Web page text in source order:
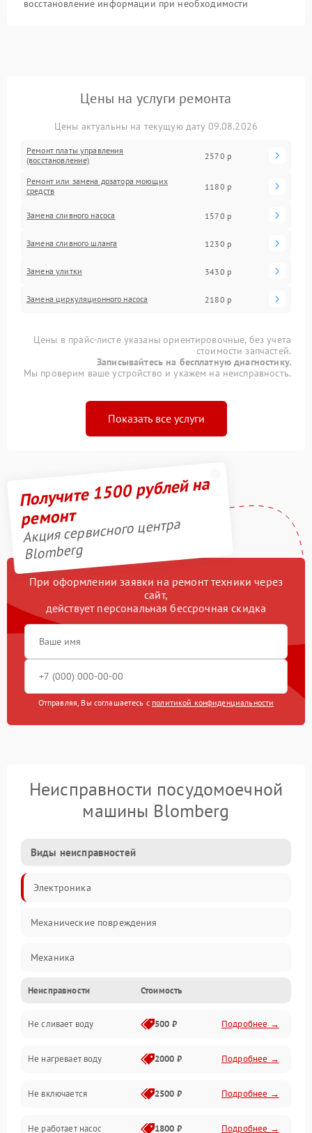
восстановление информации при необходимости
Цены на услуги ремонта
Цены актуальны на текущую дату 09.08.2026
Ремонт платы управления
(восстановление)
2570 р
Ремонт или замена дозатора моющих
средств
1180 р
Замена сливного насоса 1570 р
Замена сливного шланга 1230 р
Замена улитки 3430 р
Замена циркуляционного насоса 2180 р
Цены в прайс-листе указаны ориентировочные, без учета
стоимости запчастей.
Записывайтесь на бесплатную диагностику.
Мы проверим ваше устройство и укажем на неисправность.
Показать все услуги
Получите 1500 рублей на
ремонт
Акция сервисного центра
Blomberg
При оформлении заявки на ремонт техники через
сайт,
действует персональная бессрочная скидка
Отправляя, Вы соглашаетесь с политикой конфиденциальности
Неисправности посудомоечной
машины Blomberg
Виды неисправностей
Электроника
Механические повреждения
Механика
Управление
Электропитание
Датчики
Нагрев
Неисправности Стоимость
Не сливает воду 500 ₽ Подробнее →
Не нагревает воду 2000 ₽ Подробнее →
Не включается 2500 ₽ Подробнее →
Не работает насос 1800 ₽ Подробнее →